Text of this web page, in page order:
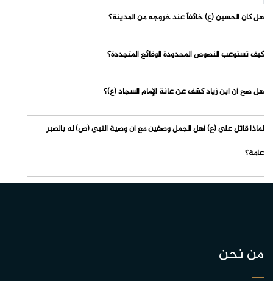
هل كان الحسين (ع) خائفاً عند خروجه من المدينة؟
كيف تستوعب النصوص المحدودة الوقائع المتجددة؟
هل صح أن ابن زياد كشف عن عانة الإمام السجاد (ع)؟
لماذا قاتل علي (ع) أهل الجمل وصفين مع أن وصية النبي (ص) له بالصبر
عامة؟
من نحن